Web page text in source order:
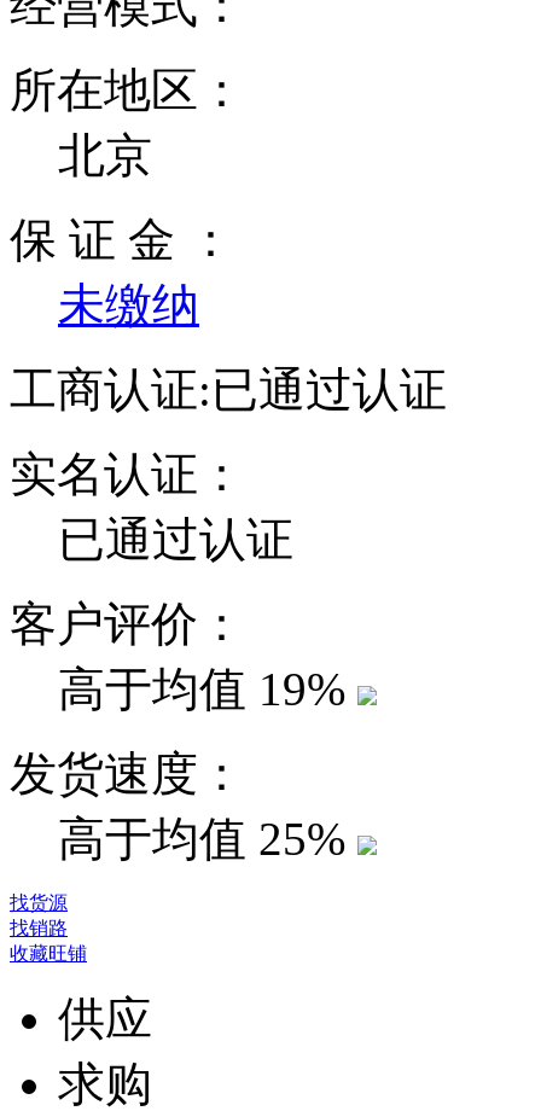
所在地区：
北京
保 证 金 ：
未缴纳
工商认证:已通过认证
实名认证：
已通过认证
客户评价：
高于均值 19%
发货速度：
高于均值 25%
找货源
找销路
收藏旺铺
供应
求购